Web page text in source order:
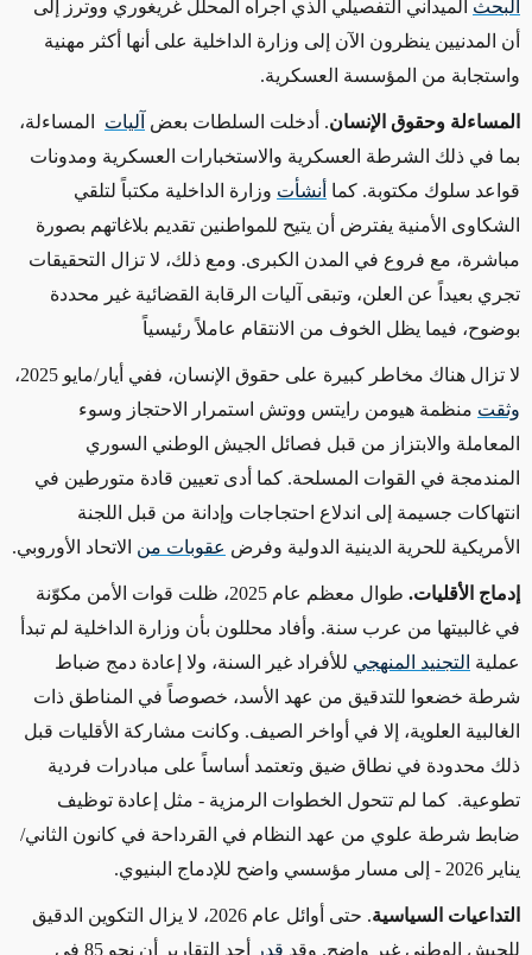
البحث الميداني التفصيلي الذي أجراه المحلل غريغوري ووترز إلى
أن المدنيين ينظرون الآن إلى وزارة الداخلية على أنها أكثر مهنية
واستجابة من المؤسسة العسكرية.
المساءلة وحقوق الإنسان. أدخلت السلطات بعض آليات المساءلة،
بما في ذلك الشرطة العسكرية والاستخبارات العسكرية ومدونات
قواعد سلوك مكتوبة. كما أنشأت وزارة الداخلية مكتباً لتلقي
الشكاوى الأمنية يفترض أن يتيح للمواطنين تقديم بلاغاتهم بصورة
مباشرة، مع فروع في المدن الكبرى. ومع ذلك، لا تزال التحقيقات
تجري بعيداً عن العلن، وتبقى آليات الرقابة القضائية غير محددة
بوضوح، فيما يظل الخوف من الانتقام عاملاً رئيسياً
لا تزال هناك مخاطر كبيرة على حقوق الإنسان، ففي أيار/مايو 2025،
وثقت منظمة هيومن رايتس ووتش استمرار الاحتجاز وسوء
المعاملة والابتزاز من قبل فصائل الجيش الوطني السوري
المندمجة في القوات المسلحة. كما أدى تعيين قادة متورطين في
انتهاكات جسيمة إلى اندلاع احتجاجات وإدانة من قبل اللجنة
الأمريكية للحرية الدينية الدولية وفرض عقوبات من الاتحاد الأوروبي.
إدماج الأقليات.
طوال معظم عام 2025، ظلت قوات الأمن مكوّنة
في غالبيتها من عرب سنة. وأفاد محللون بأن وزارة الداخلية لم تبدأ
عملية التجنيد المنهجي للأفراد غير السنة، ولا إعادة دمج ضباط
شرطة خضعوا للتدقيق من عهد الأسد، خصوصاً في المناطق ذات
الغالبية العلوية، إلا في أواخر الصيف. وكانت مشاركة الأقليات قبل
ذلك محدودة في نطاق ضيق وتعتمد أساساً على مبادرات فردية
تطوعية. كما لم تتحول الخطوات الرمزية - مثل إعادة توظيف
ضابط شرطة علوي من عهد النظام في القرداحة في كانون الثاني/
يناير 2026 - إلى مسار مؤسسي واضح للإدماج البنيوي
.
التداعيات السياسية
. حتى أوائل عام 2026، لا يزال التكوين الدقيق
للجيش الوطني غير واضح. وقد قدر
أحد التقارير أن نحو 85 في